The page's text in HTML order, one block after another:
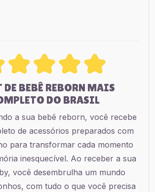
BEBÊ REBORN MAIS
DO BRASIL
a sua bebê reborn, você recebe
de acessórios preparados com
para transformar cada momento
inesquecível. Ao receber a sua
você desembrulha um mundo
com tudo o que você precisa